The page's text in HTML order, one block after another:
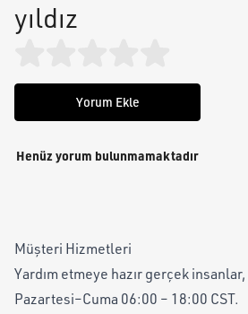
yıldız
Yorum Ekle
Henüz yorum bulunmamaktadır
Müşteri Hizmetleri
Yardım etmeye hazır gerçek insanlar,
Pazartesi–Cuma 06:00 – 18:00 CST.